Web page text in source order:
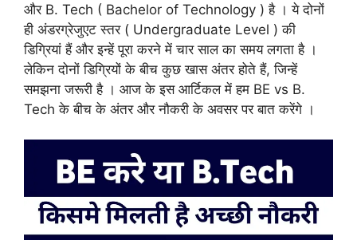
और B. Tech ( Bachelor of Technology ) है । ये दोनों
ही अंडरग्रेजुएट स्तर ( Undergraduate Level ) की
डिग्रियां हैं और इन्हें पूरा करने में चार साल का समय लगता है ।
लेकिन दोनों डिग्रियों के बीच कुछ खास अंतर होते हैं, जिन्हें
समझना जरूरी है । आज के इस आर्टिकल में हम BE vs B.
Tech के बीच के अंतर और नौकरी के अवसर पर बात करेंगे ।